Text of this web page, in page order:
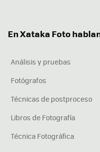
En Xataka Foto
Análisis y pruebas
Fotógrafos
Técnicas de postproceso
Libros de Fotografía
Técnica Fotográfica